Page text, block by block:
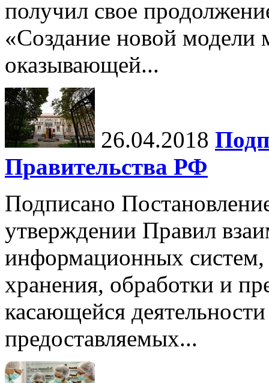
получил свое
«Создание новой модели
оказывающей...
26.04.2018
Правительства РФ
Подписано
утверждении Правил
информационных систем,
хранения, обработки и
касающейся
предоставляемых...